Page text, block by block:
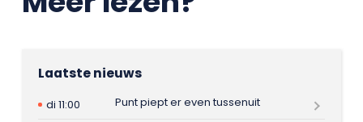
Laatste nieuws
di 11:00
Punt piept er even tussenuit